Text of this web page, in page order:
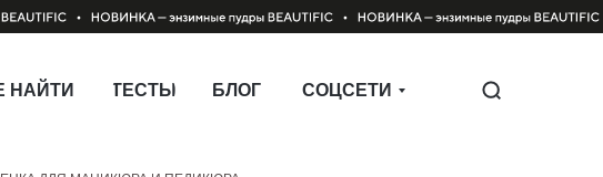
СОЦСЕТИ
ТЕСТЫ БЛОГ
НАЙТИ